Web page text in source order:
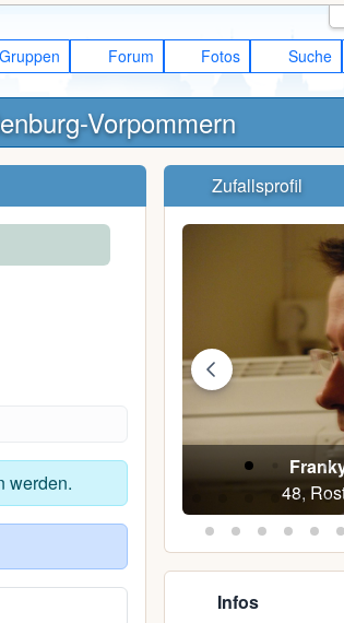
Gruppen Forum Fotos Suche
Vorpommern
werden.
Zufallsprofil
48,
Pharrel
Rostock
Infos